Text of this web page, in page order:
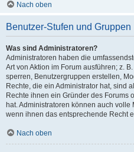
Nach oben
Benutzer-Stufen und Gruppen
Was sind Administratoren?
Administratoren haben die
Art von Aktion im Forum ausführen; z.
sperren, Benutzergruppen erstellen,
Rechte, die ein Administrator hat, sind
Rechte ihnen ein Gründer des Forums
hat. Administratoren können auch
wenn ihnen das entsprechende Recht
Nach oben